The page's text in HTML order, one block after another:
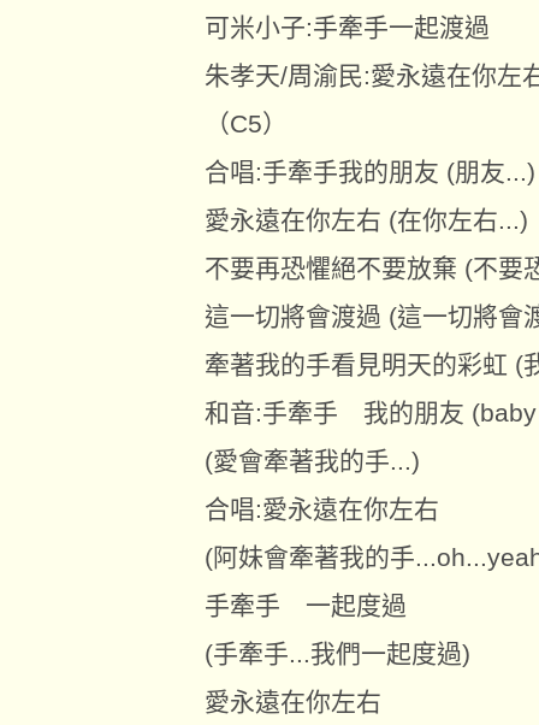
可米小子:手牽手一起渡過
朱孝天/周渝民:愛永遠在你左
（C5）
合唱:手牽手我的朋友 (朋友...)
愛永遠在你左右 (在你左右...)
不要再恐懼絕不要放棄 (不要
這一切將會渡過 (這一切將會
牽著我的手看見明天的彩虹 (
和音:手牽手 我的朋友
(愛會牽著我的手...)
合唱:愛永遠在你左右
(阿妹會牽著我的手
手牽手 一起度過
(手牽手...我們一起度過)
愛永遠在你左右